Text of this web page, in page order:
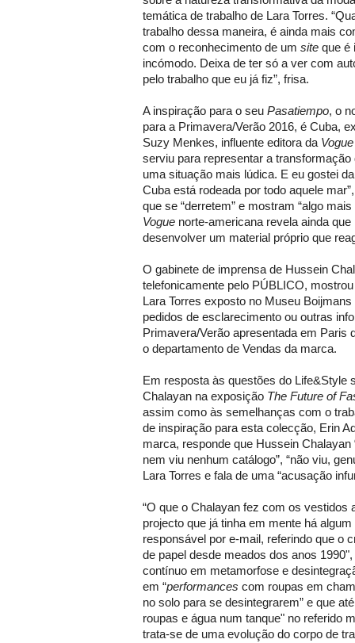
temática de trabalho de Lara Torres.
trabalho dessa maneira, é ainda mais
com o reconhecimento de um site que é
incómodo. Deixa de ter só a ver com
pelo trabalho que eu já fiz”, frisa.
A inspiração para o seu Pasatiempo, o
para a Primavera/Verão 2016, é Cuba,
Suzy Menkes, influente editora da
serviu para representar a
uma situação mais lúdica. E eu gostei
Cuba está rodeada por todo aquele
que se “derretem” e mostram “algo
Vogue norte-americana revela ainda
desenvolver um material próprio que
O gabinete de imprensa de Hussein
telefonicamente pelo PÚBLICO,
Lara Torres exposto no Museu
pedidos de esclarecimento ou outras
Primavera/Verão apresentada em Paris
o departamento de Vendas da marca.
Em resposta às questões do Life&Style
Chalayan na exposição The Future of
assim como às semelhanças com o
de inspiração para esta colecção, Erin
marca, responde que Hussein
nem viu nenhum catálogo”, “não viu,
Lara Torres e fala de uma “acusação
“O que o Chalayan fez com os vestidos
projecto que já tinha em mente há
responsável por e-mail, referindo que o
de papel desde meados dos anos
contínuo em metamorfose e
em “performances com roupas em
no solo para se desintegrarem” e que
roupas e água num tanque" no referido
trata-se de uma evolução do corpo de